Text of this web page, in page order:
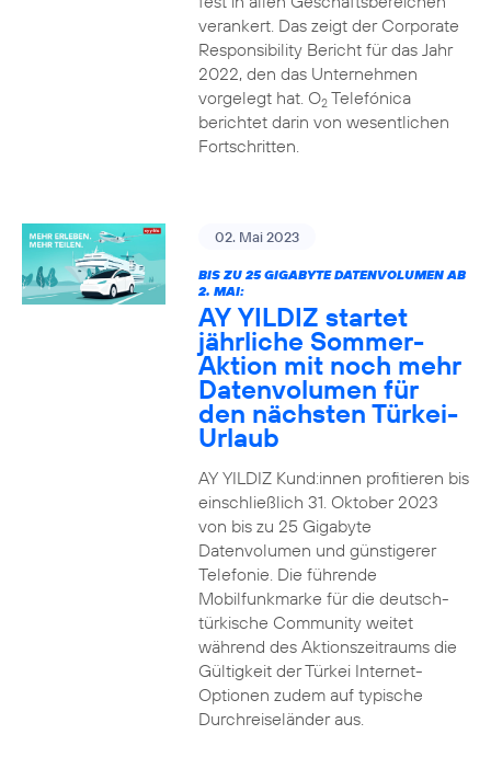
verankert. Das zeigt der Corporate
Responsibility Bericht für das Jahr
2022, den das Unternehmen
vorgelegt hat. O2Telefónica
berichtet darin von wesentlichen
Fortschritten.
02. Mai 2023
BIS ZU 25 GIGABYTE DATENVOLUMEN AB
2. MAI:
AY YILDIZ startet
jährliche Sommer-
Aktion mit noch mehr
Datenvolumen für
den nächsten Türkei-
Urlaub
AY YILDIZ Kund:innen profitieren bis
einschließlich 31. Oktober 2023
von bis zu 25 Gigabyte
Datenvolumen und günstigerer
Telefonie. Die führende
Mobilfunkmarke für die deutsch-
türkische Community weitet
während des Aktionszeitraums die
Gültigkeit der Türkei Internet-
Optionen zudem auf typische
Durchreiseländer aus.